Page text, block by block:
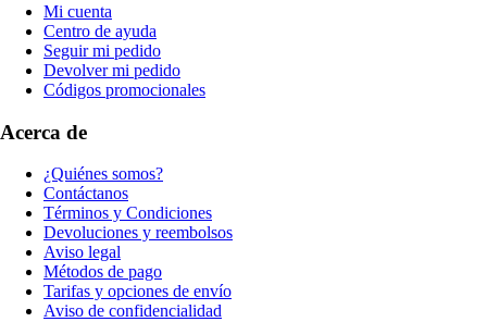
Mi cuenta
Centro de ayuda
Seguir mi pedido
Devolver mi pedido
Códigos promocionales
Acerca de
¿Quiénes somos?
Contáctanos
Términos y Condiciones
Devoluciones y reembolsos
Aviso legal
Métodos de pago
Tarifas y opciones de envío
Aviso de confidencialidad